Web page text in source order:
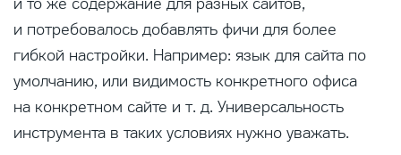
и потребовалось добавлять фичи для более
гибкой настройки. Например: язык для сайта по
умолчанию, или видимость конкретного офиса
на конкретном сайте и т. д. Универсальность
инструмента в таких условиях нужно уважать.